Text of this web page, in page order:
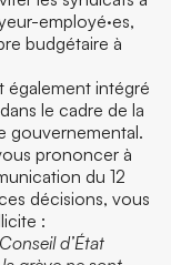
employé·es,
budgétaire à
également intégré
le cadre de la
gouvernemental.
prononcer à
du 12
décisions, vous
:
d’État